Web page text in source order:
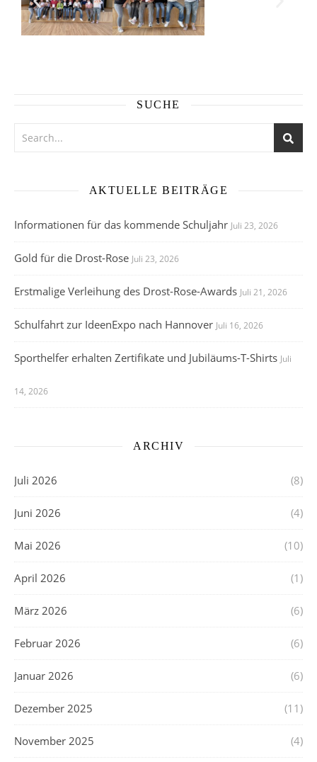
SUCHE
AKTUELLE BEITRÄGE
Informationen für das kommende Schuljahr Juli 23, 2026
Gold für die Drost-Rose Juli 23, 2026
Erstmalige Verleihung des Drost-Rose-Awards Juli 21, 2026
Schulfahrt zur IdeenExpo nach Hannover Juli 16, 2026
Sporthelfer erhalten Zertifikate und Jubiläums-T-Shirts Juli
14, 2026
ARCHIV
Juli 2026 (8)
Juni 2026 (4)
Mai 2026 (10)
April 2026 (1)
März 2026 (6)
Februar 2026 (6)
Januar 2026 (6)
Dezember 2025 (11)
November 2025 (4)